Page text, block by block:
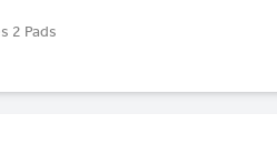
2 Pads